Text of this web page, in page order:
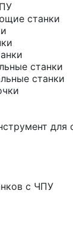
станки
станки
станки
для
с ЧПУ